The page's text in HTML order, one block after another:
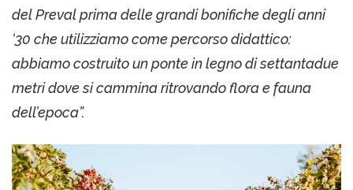
del Preval prima delle grandi bonifiche degli anni
‘30 che utilizziamo come percorso didattico:
abbiamo costruito un ponte in legno di settantadue
metri dove si cammina ritrovando flora e fauna
dell’epoca”.